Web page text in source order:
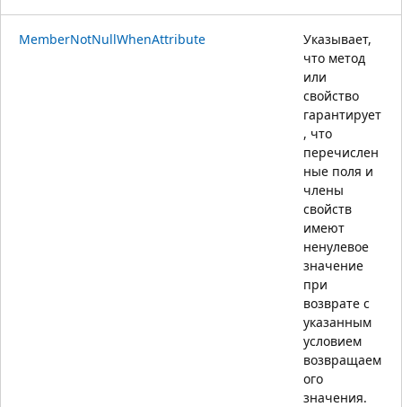
MemberNotNullWhenAttribute
Указывает,
что метод
или
свойство
гарантирует
, что
перечислен
ные поля и
члены
свойств
имеют
ненулевое
значение
при
возврате с
указанным
условием
возвращаем
ого
значения.